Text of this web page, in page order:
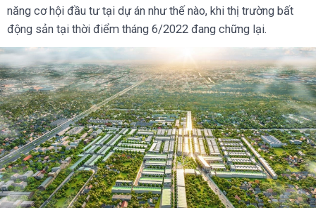
năng cơ hội đầu tư tại dự án như thế nào, khi thị trường bất
động sản tại thời điểm tháng 6/2022 đang chững lại.